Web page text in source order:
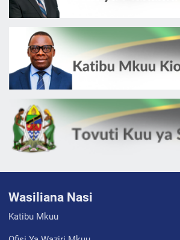
Wasiliana Nasi
Katibu Mkuu